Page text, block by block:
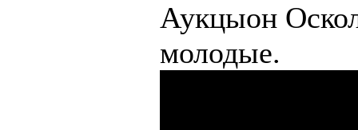
Аукцыон
молодые.